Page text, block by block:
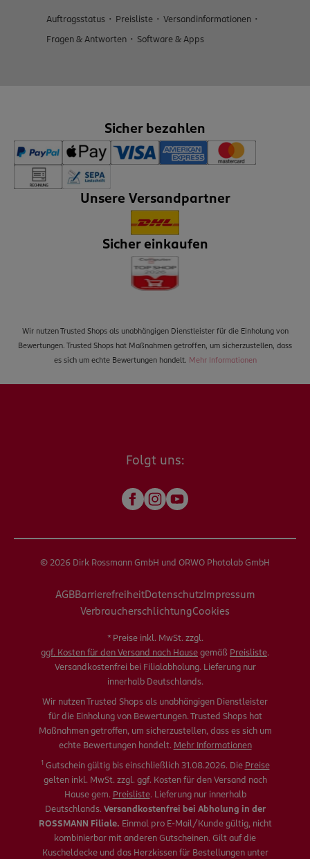
Auftragsstatus Preisliste Versandinformationen
Fragen & Antworten Software & Apps
Sicher bezahlen
Unsere Versandpartner
Sicher einkaufen
Wir nutzen Trusted Shops als unabhängigen Dienstleister für die Einholung von
Bewertungen. Trusted Shops hat Maßnahmen getroffen, um sicherzustellen, dass
es sich um echte Bewertungen handelt. Mehr Informationen
Folgt uns:
© 2026 Dirk Rossmann GmbH und ORWO Photolab GmbH
AGBBarrierefreiheitDatenschutzImpressum
VerbraucherschlichtungCookies
* Preise inkl. MwSt. zzgl.
ggf. Kosten für den Versand nach Hause gemäß Preisliste.
Versandkostenfrei bei Filialabholung. Lieferung nur
innerhalb Deutschlands.
Wir nutzen Trusted Shops als unabhängigen Dienstleister
für die Einholung von Bewertungen. Trusted Shops hat
Maßnahmen getroffen, um sicherzustellen, dass es sich um
echte Bewertungen handelt. Mehr Informationen
1 Gutschein gültig bis einschließlich 31.08.2026. Die Preise
gelten inkl. MwSt. zzgl. ggf. Kosten für den Versand nach
Hause gem. Preisliste. Lieferung nur innerhalb
Deutschlands. Versandkostenfrei bei Abholung in der
ROSSMANN Filiale. Einmal pro E-Mail/Kunde gültig, nicht
kombinierbar mit anderen Gutscheinen. Gilt auf die
Kuscheldecke und das Herzkissen für Bestellungen unter